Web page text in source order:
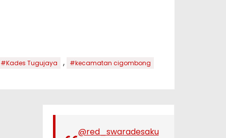
#Kades Tugujaya , #kecamatan cigombong
@red_swaradesaku